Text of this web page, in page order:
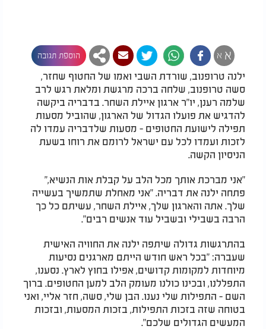
א א הוספת תגובה
ילנה טרופנוב, שורדת השבי ואמו של החטוף שחזר,
סשה טרופנוב, שלחה ברכה מרגשת ומלאת רגש לרב
שלמה רענן, יו"ר ארגון איילת השחר. בדבריה ביקשה
להדגיש את פועלו הגדול של הארגון, שהוביל מסעות
תפילה לישועת החטופים - מסעות שלדבריה עמדו לה
לזכות ועמדו לכל עם ישראל לרומם את רוחו בשעת
הניסיון הקשה.
"אני מברכת אותך מכל הלב על קבלת אות הנשיא,"
פתחה ילנה את דבריה. "אני מאחלת שתמשיך בעשייה
שלך. אתה והארגון שלך, איילת השחר, עשיתם כל כך
הרבה בשבילי ובשביל עוד אנשים רבים."
בהתרגשות גדולה שיתפה ילנה את החוויה האישית
שעברה: "בכל ראש חודש הייתם מארגנים נסיעות
מיוחדות למקומות קדושים, אפילו בחוץ לארץ. נסענו,
התפללנו, ובכינו כולנו מעומק הלב למען החטופים. ברוך
השם - התפילות שלי נענו. הבן שלי, סשה, חזר אליי, ואני
בטוחה שזה בזכות התפילות, בזכות המסעות, ובזכות
המעשים הגדולים שלכם."